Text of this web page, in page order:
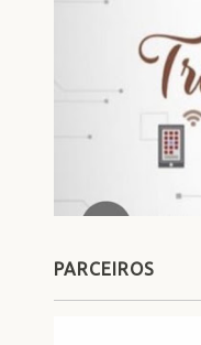
PARCEIROS